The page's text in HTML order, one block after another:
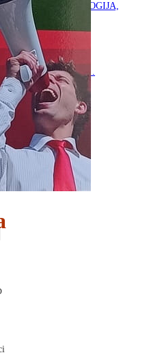
PSIHOLOGIJA,
PRAVOPISI…
KNJIŽEVNOSTI